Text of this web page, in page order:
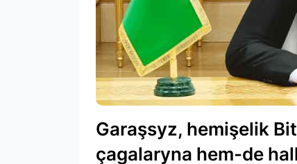
Garaşsyz, hemişelik
çagalaryna hem-de